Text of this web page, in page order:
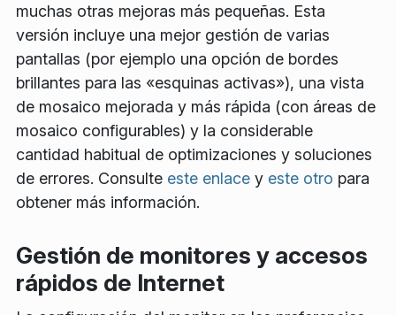
muchas otras mejoras más pequeñas. Esta
versión incluye una mejor gestión de varias
pantallas (por ejemplo una opción de bordes
brillantes para las «esquinas activas»), una vista
de mosaico mejorada y más rápida (con áreas de
mosaico configurables) y la considerable
cantidad habitual de optimizaciones y soluciones
de errores. Consulte este enlace y este otro para
obtener más información.
Gestión de monitores y accesos
rápidos de Internet